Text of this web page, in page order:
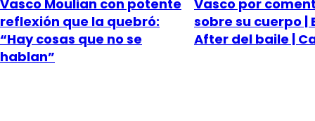
Vasco Moulian con potente
reflexión que la quebró:
“Hay cosas que no se
hablan”
Vasco por
sobre su cuerpo |
After del baile |